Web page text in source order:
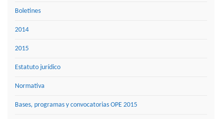
Boletines
2014
2015
Estatuto jurídico
Normativa
Bases, programas y convocatorias OPE 2015